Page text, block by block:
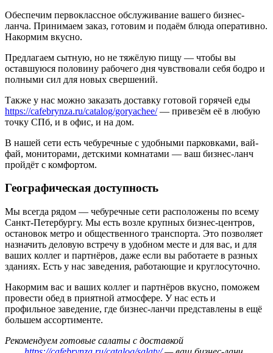
Обеспечим первоклассное обслуживание вашего бизнес-
ланча. Принимаем заказ, готовим и подаём блюда оперативно.
Накормим вкусно.
Предлагаем сытную, но не тяжёлую пищу — чтобы вы
оставшуюся половину рабочего дня чувствовали себя бодро и
полными сил для новых свершений.
Также у нас можно заказать доставку готовой горячей еды
https://cafebrynza.ru/catalog/goryachee/— привезём её в любую
точку СПб, и в офис, и на дом.
В нашей сети есть чебуречные с удобными парковками, вай-
фай, мониторами, детскими комнатами — ваш бизнес-ланч
пройдёт с комфортом.
Географическая доступность
Мы всегда рядом — чебуречные сети расположены по всему
Санкт-Петербургу. Мы есть возле крупных бизнес-центров,
остановок метро и общественного транспорта. Это позволяет
назначить деловую встречу в удобном месте и для вас, и для
ваших коллег и партнёров, даже если вы работаете в разных
зданиях. Есть у нас заведения, работающие и круглосуточно.
Накормим вас и ваших коллег и партнёров вкусно, поможем
провести обед в приятной атмосфере. У нас есть и
профильное заведение, где бизнес-ланчи представлены в ещё
большем ассортименте.
Рекомендуем готовые салаты с доставкой